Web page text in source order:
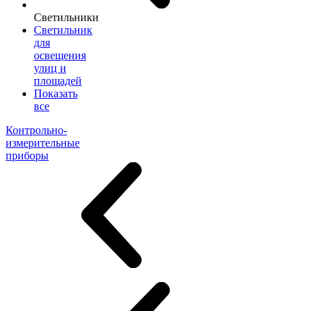
Светильники
Светильник
для
освещения
улиц и
площадей
Показать
все
Контрольно-
измерительные
приборы